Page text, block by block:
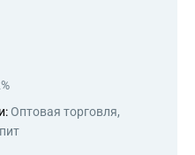
Оптовая торговля,